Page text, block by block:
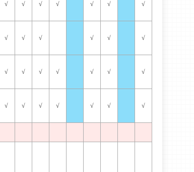
√ √ √ √ √ √ √
√ √ √ √ √ √
√ √ √ √ √ √ √
√ √ √ √ √ √ √